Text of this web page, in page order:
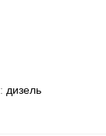
дизель